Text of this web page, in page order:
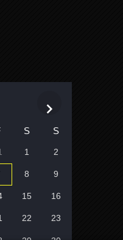
S S
1 2
8 9
15 16
22 23